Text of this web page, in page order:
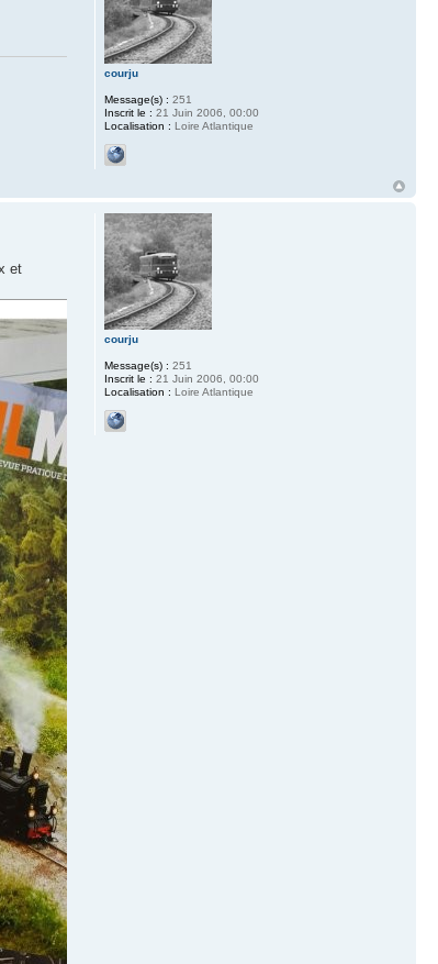
courju
Message(s) : 251
Inscrit le : 21 Juin 2006, 00:00
Localisation : Loire Atlantique
et
courju
Message(s) : 251
Inscrit le : 21 Juin 2006, 00:00
Localisation : Loire Atlantique